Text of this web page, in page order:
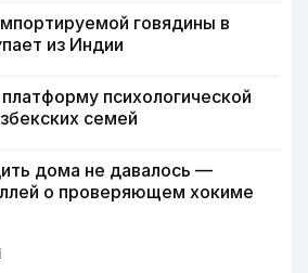
говядины в
из Индии
психологической
семей
дома не давалось —
о проверяющем хокиме